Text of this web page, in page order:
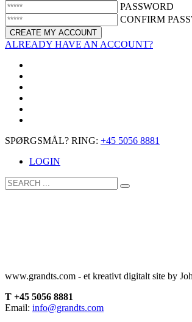
PASSWORD
CONFIRM
ALREADY HAVE AN ACCOUNT?
SPØRGSMÅL? RING: +45 5056 8881
LOGIN
www.grandts.com - et kreativt digitalt site by
T +45 5056 8881
Email: info@grandts.com